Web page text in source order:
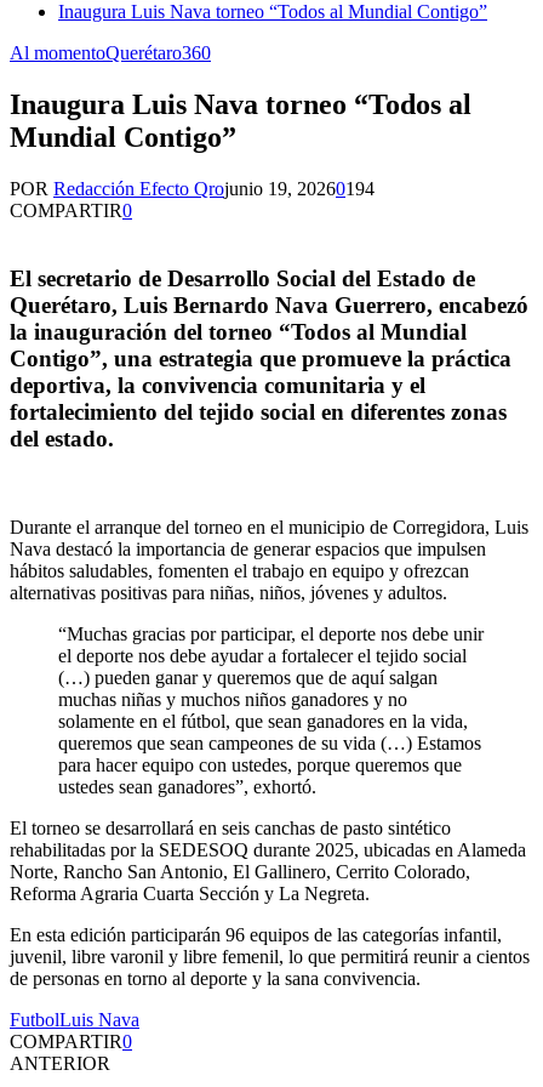
Inaugura Luis Nava torneo “Todos al Mundial Contigo”
Al momentoQuerétaro360
Inaugura Luis Nava torneo “Todos al
Mundial Contigo”
POR Redacción Efecto Qrojunio 19, 20260194
COMPARTIR0
El secretario de Desarrollo Social del Estado de
Querétaro, Luis Bernardo Nava Guerrero, encabezó
la inauguración del torneo “Todos al Mundial
Contigo”, una estrategia que promueve la práctica
deportiva, la convivencia comunitaria y el
fortalecimiento del tejido social en diferentes zonas
del estado.
Durante el arranque del torneo en el municipio de Corregidora, Luis
Nava destacó la importancia de generar espacios que impulsen
hábitos saludables, fomenten el trabajo en equipo y ofrezcan
alternativas positivas para niñas, niños, jóvenes y adultos.
“Muchas gracias por participar, el deporte nos debe unir
el deporte nos debe ayudar a fortalecer el tejido social
(…) pueden ganar y queremos que de aquí salgan
muchas niñas y muchos niños ganadores y no
solamente en el fútbol, que sean ganadores en la vida,
queremos que sean campeones de su vida (…) Estamos
para hacer equipo con ustedes, porque queremos que
ustedes sean ganadores”, exhortó.
El torneo se desarrollará en seis canchas de pasto sintético
rehabilitadas por la SEDESOQ durante 2025, ubicadas en Alameda
Norte, Rancho San Antonio, El Gallinero, Cerrito Colorado,
Reforma Agraria Cuarta Sección y La Negreta.
En esta edición participarán 96 equipos de las categorías infantil,
juvenil, libre varonil y libre femenil, lo que permitirá reunir a cientos
de personas en torno al deporte y la sana convivencia.
FutbolLuis Nava
COMPARTIR0
ANTERIOR